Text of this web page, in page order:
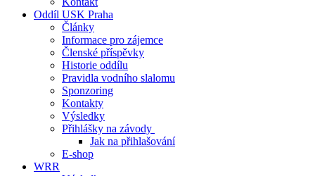
Oddíl USK Praha
Články
Informace pro zájemce
Členské příspěvky
Historie oddílu
Pravidla vodního slalomu
Sponzoring
Kontakty
Výsledky
Přihlášky na závody
Jak na přihlašování
E-shop
WRR